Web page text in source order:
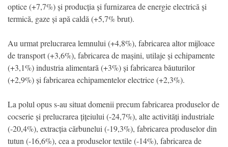
optice (+7,7%) și producția și furnizarea de energie electrică și
termică, gaze și apă caldă (+5,7% brut).
Au urmat prelucrarea lemnului (+4,8%), fabricarea altor mijloace
de transport (+3,6%), fabricarea de mașini, utilaje și echipamente
(+3,1%) industria alimentară (+3%) și fabricarea băuturilor
(+2,9%) și fabricarea echipamentelor electrice (+2,3%).
La polul opus s-au situat domenii precum fabricarea produselor de
cocserie și prelucrarea țițeiului (-24,7%), alte activități industriale
(-20,4%), extracția cărbunelui (-19,3%), fabricarea produselor din
tutun (-16,6%), cea a produselor textile (-14%), fabricarea de